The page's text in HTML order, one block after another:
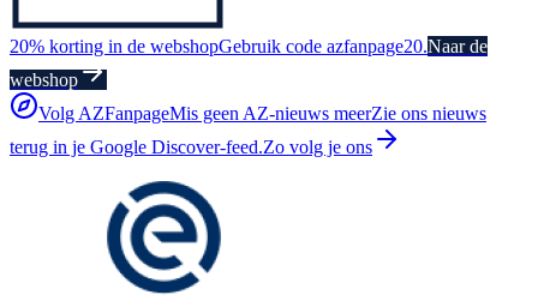
20% korting in de webshopGebruik code azfanpage20.Naar de
webshop
Volg AZFanpageMis geen AZ-nieuws meerZie ons nieuws
terug in je Google Discover-feed.Zo volg je ons